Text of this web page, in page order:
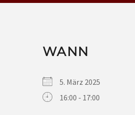
WANN
5. März 2025
16:00 - 17:00